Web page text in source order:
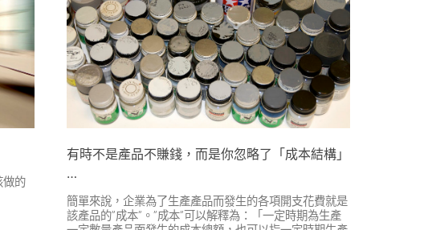
做的
有時不是產品不賺錢，而是你忽略了「成本結構」
…
簡單來說，企業為了生產產品而發生的各項開支花費就是
該產品的”成本”。”成本”可以解釋為：「一定時期為生產